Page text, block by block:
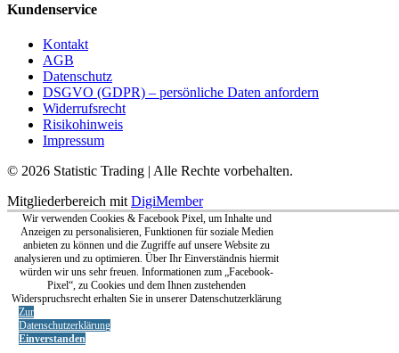
Kundenservice
Kontakt
AGB
Datenschutz
DSGVO (GDPR) – persönliche Daten anfordern
Widerrufsrecht
Risikohinweis
Impressum
© 2026 Statistic Trading | Alle Rechte vorbehalten.
Mitgliederbereich mit DigiMember
Wir verwenden Cookies & Facebook Pixel, um Inhalte und
Anzeigen zu personalisieren, Funktionen für soziale Medien
anbieten zu können und die Zugriffe auf unsere Website zu
analysieren und zu optimieren. Über Ihr Einverständnis hiermit
würden wir uns sehr freuen. Informationen zum „Facebook-
Pixel“, zu Cookies und dem Ihnen zustehenden
Widerspruchsrecht erhalten Sie in unserer Datenschutzerklärung
Zur
Datenschutzerklärung
Einverstanden